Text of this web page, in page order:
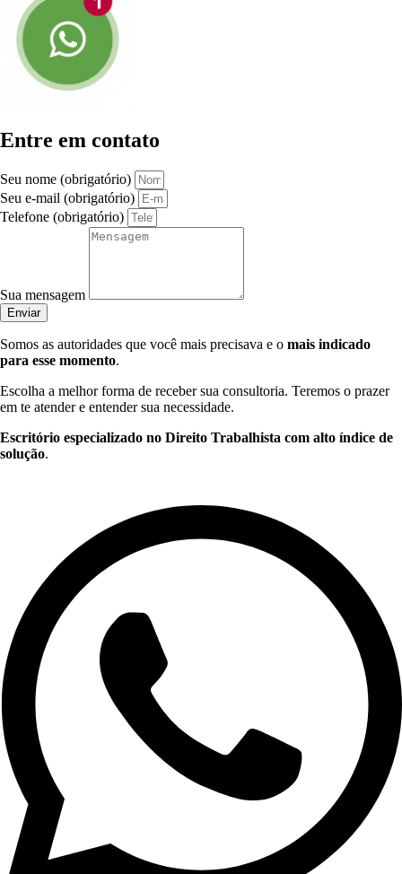
Entre em contato
Seu nome (obrigatório)
Seu e-mail (obrigatório)
Telefone (obrigatório)
Sua mensagem
Enviar
Somos as autoridades que você mais precisava e o mais indicado
para esse momento.
Escolha a melhor forma de receber sua consultoria. Teremos o prazer
em te atender e entender sua necessidade.
Escritório especializado no Direito Trabalhista com alto índice de
solução.